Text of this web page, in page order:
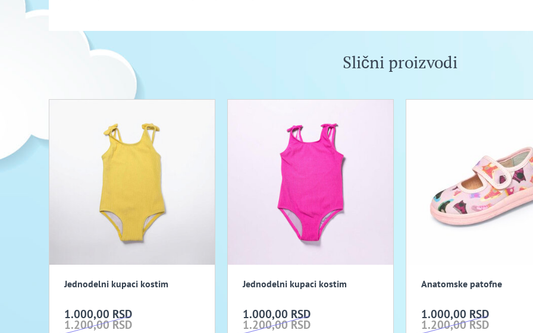
Slični proizvodi
Jednodelni kupaci kostim
1.000,00 RSD
1.200,00 RSD
Jednodelni kupaci kostim
1.000,00 RSD
1.200,00 RSD
Anatomske patofne
1.000,00 RSD
1.200,00 RSD